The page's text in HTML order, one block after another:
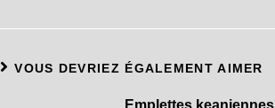
VOUS DEVRIEZ ÉGALEMENT AIMER